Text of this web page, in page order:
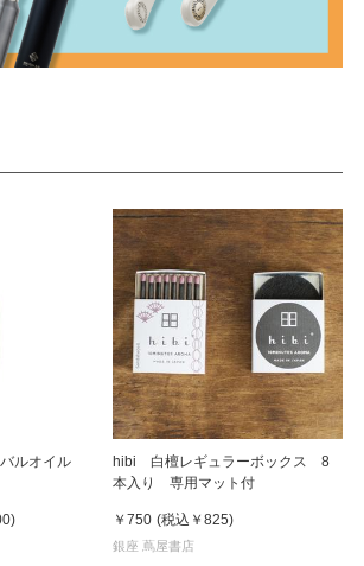
ルオイル
)
hibi 白檀レギュラーボックス 8
本入り 専用マット付
￥750 (税込 ￥825)
銀座 蔦屋書店